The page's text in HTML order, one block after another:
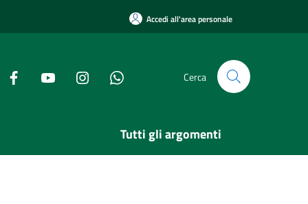
Accedi all'area personale
Cerca
Tutti gli argomenti